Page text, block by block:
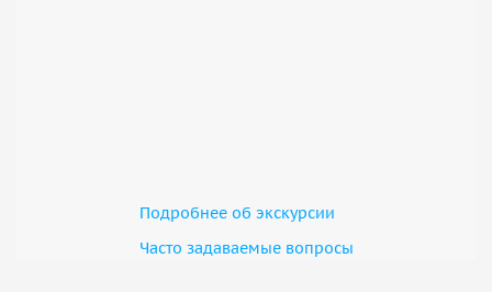
Подробнее об экскурсии
Часто задаваемые вопросы